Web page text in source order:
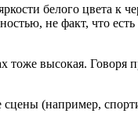
белого цвета к
не факт, что есть
тоже высокая.
(например,